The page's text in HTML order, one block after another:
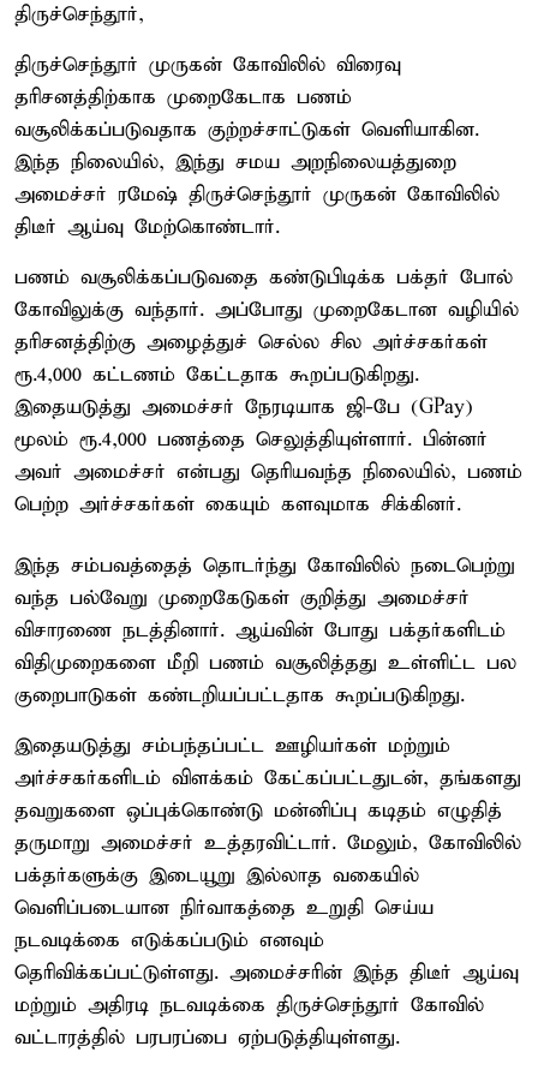
திருச்செந்தூர்,
திருச்செந்தூர் முருகன் கோவிலில் விரைவு
தரிசனத்திற்காக முறைகேடாக பணம்
வசூலிக்கப்படுவதாக குற்றச்சாட்டுகள் வெளியாகின.
இந்த நிலையில், இந்து சமய அறநிலையத்துறை
அமைச்சர் ரமேஷ் திருச்செந்தூர் முருகன் கோவிலில்
திடீர் ஆய்வு மேற்கொண்டார்.
பணம் வசூலிக்கப்படுவதை கண்டுபிடிக்க பக்தர் போல்
கோவிலுக்கு வந்தார். அப்போது முறைகேடான வழியில்
தரிசனத்திற்கு அழைத்துச் செல்ல சில அர்ச்சகர்கள்
ரூ.4,000 கட்டணம் கேட்டதாக கூறப்படுகிறது.
இதையடுத்து அமைச்சர் நேரடியாக ஜி-பே (GPay)
மூலம் ரூ.4,000 பணத்தை செலுத்தியுள்ளார். பின்னர்
அவர் அமைச்சர் என்பது தெரியவந்த நிலையில், பணம்
பெற்ற அர்ச்சகர்கள் கையும் களவுமாக சிக்கினர்.
இந்த சம்பவத்தைத் தொடர்ந்து கோவிலில் நடைபெற்று
வந்த பல்வேறு முறைகேடுகள் குறித்து அமைச்சர்
விசாரணை நடத்தினார். ஆய்வின் போது பக்தர்களிடம்
விதிமுறைகளை மீறி பணம் வசூலித்தது உள்ளிட்ட பல
குறைபாடுகள் கண்டறியப்பட்டதாக கூறப்படுகிறது.
இதையடுத்து சம்பந்தப்பட்ட ஊழியர்கள் மற்றும்
அர்ச்சகர்களிடம் விளக்கம் கேட்கப்பட்டதுடன், தங்களது
தவறுகளை ஒப்புக்கொண்டு மன்னிப்பு கடிதம் எழுதித்
தருமாறு அமைச்சர் உத்தரவிட்டார். மேலும், கோவிலில்
பக்தர்களுக்கு இடையூறு இல்லாத வகையில்
வெளிப்படையான நிர்வாகத்தை உறுதி செய்ய
நடவடிக்கை எடுக்கப்படும் எனவும்
தெரிவிக்கப்பட்டுள்ளது. அமைச்சரின் இந்த திடீர் ஆய்வு
மற்றும் அதிரடி நடவடிக்கை திருச்செந்தூர் கோவில்
வட்டாரத்தில் பரபரப்பை ஏற்படுத்தியுள்ளது.